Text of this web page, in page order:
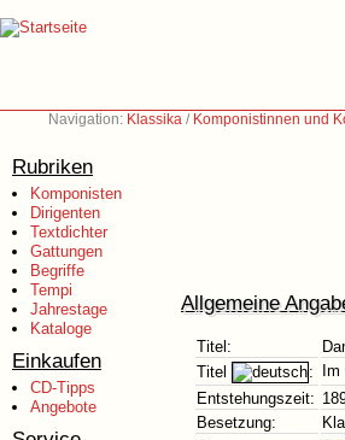
Navigation: Klassika / Komponistinnen und
Rubriken
Komponisten
Dirigenten
Textdichter
Gattungen
Begriffe
Tempi
Jahrestage
Kataloge
Einkaufen
CD-Tipps
Angebote
Allgemeine
Titel:
Titel
:
Entstehungszeit:
Besetzung: